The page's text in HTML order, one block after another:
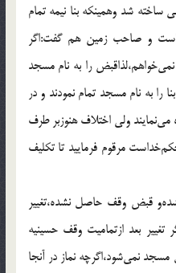
شد وهمينكه بنا نيمه تمام
است و صاحب زمين هم گفت:اگر
نمى‌خواهم،لذاقبض را به نام مسجد
را به نام مسجد تمام نمودند و در
مى‌نمايند ولى اختلاف هنوزبر طرف
مرقوم فرماييد تا تكليف
قبض وقف حاصل نشده،تغيير
بعد ازتماميت وقف حسينيه
نمى‌شود،اگرچه نماز در آنجا